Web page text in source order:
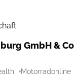
GmbH &
Motorradonline